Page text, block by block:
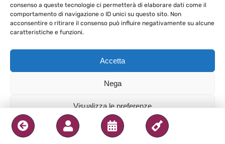
consenso a queste tecnologie ci permetterà di elaborare dati come il
comportamento di navigazione o ID unici su questo sito. Non
acconsentire o ritirare il consenso può influire negativamente su alcune
caratteristiche e funzioni.
Accetta
Nega
Visualizza le preferenze
Privacy